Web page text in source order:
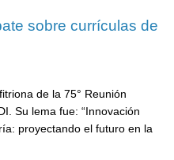
sobre currículas de
de la 75° Reunión
Su lema fue: “Innovación
proyectando el futuro en la